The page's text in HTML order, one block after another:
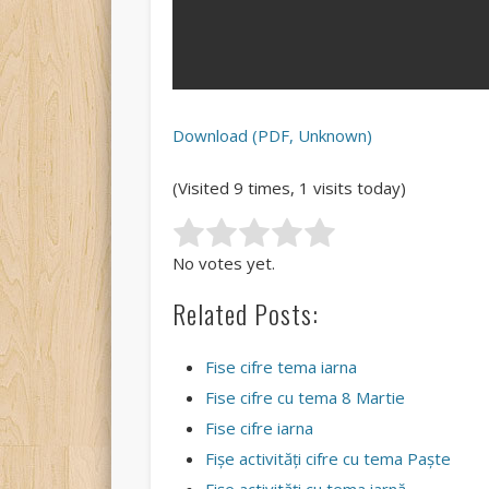
Download (PDF, Unknown)
(Visited 9 times, 1 visits today)
Rate this item:
No votes yet.
Related Posts:
Fise cifre tema iarna
Fise cifre cu tema 8 Martie
Fise cifre iarna
Fișe activități cifre cu tema Paște